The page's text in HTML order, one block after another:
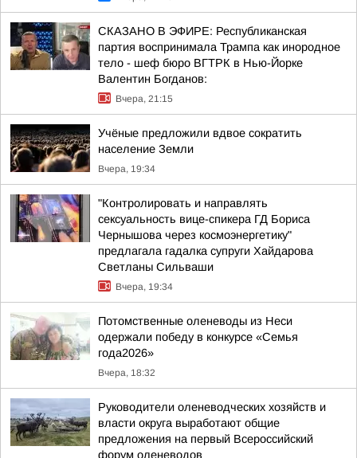
СКАЗАНО В ЭФИРЕ: Республиканская
партия воспринимала Трампа как инородное
тело - шеф бюро ВГТРК в Нью-Йорке
Валентин Богданов:
Вчера, 21:15
Учёные предложили вдвое сократить
население Земли
Вчера, 19:34
"Контролировать и направлять
сексуальность вице-спикера ГД Бориса
Чернышова через космоэнергетику"
предлагала гадалка супруги Хайдарова
Светланы Сильваши
Вчера, 19:34
Потомственные оленеводы из Неси
одержали победу в конкурсе «Семья
года2026»
Вчера, 18:32
Руководители оленеводческих хозяйств и
власти округа выработают общие
предложения на первый Всероссийский
форум оленеводов